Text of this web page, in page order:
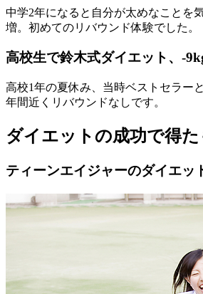
中学2年になると自分が太めなことを
増。初めてのリバウンド体験でした。
高校生で鈴木式ダイエット、-
高校1年の夏休み、当時ベストセラー
年間近くリバウンドなしです。
ダイエットの成功で得
ティーンエイジャーのダイエッ